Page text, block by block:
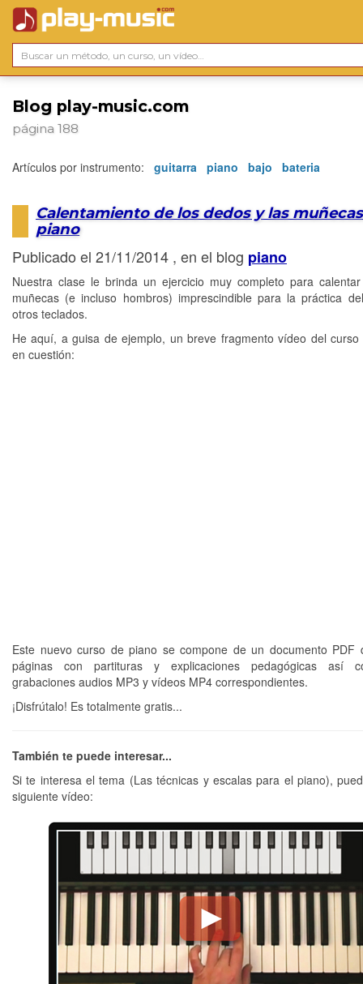
Blog play-music.com
página 188
Artículos por instrumento: guitarra piano bajo bateria
Calentamiento de los dedos y las
piano
Publicado el 21/11/2014 , en el blog piano
Nuestra clase le brinda un ejercicio muy completo para
muñecas (e incluso hombros) imprescindible para la práctica
otros teclados.
He aquí, a guisa de ejemplo, un breve fragmento vídeo del
en cuestión:
Este nuevo curso de piano se compone de un documento PDF
páginas con partituras y explicaciones pedagógicas así
grabaciones audios MP3 y vídeos MP4 correspondientes.
¡Disfrútalo! Es totalmente gratis...
También te puede interesar...
Si te interesa el tema (Las técnicas y escalas para el piano),
siguiente vídeo: